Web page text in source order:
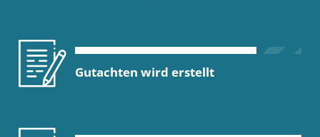
Gutachten wird erstellt